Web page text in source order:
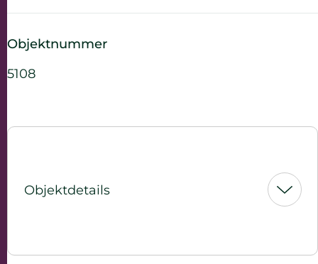
Objektnummer
5108
Objektdetails